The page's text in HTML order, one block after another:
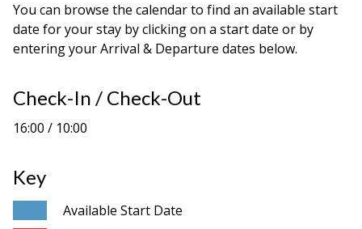
You can browse the calendar to find an available start
date for your stay by clicking on a start date or by
entering your Arrival & Departure dates below.
Check-In / Check-Out
16:00 / 10:00
Key
Available Start Date